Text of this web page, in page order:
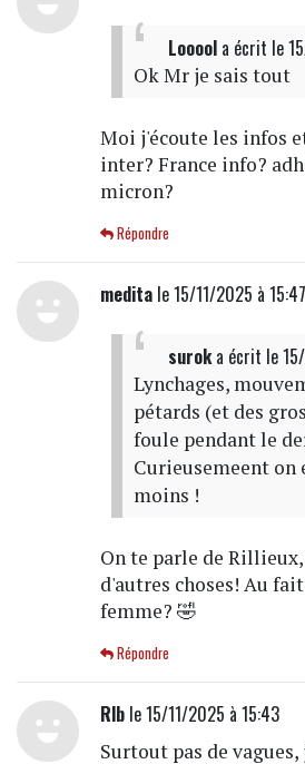
Loooola écrit le
Ok Mr je sais tout
Moi j'écoute les infos
inter? France info?
micron?
Répondre
meditale 15/11/2025 à 15:47
suroka écrit le
Lynchages,
pétards (et des
foule pendant le
Curieusemeent on
moins !
On te parle de
d'autres choses! Au
femme? 🤣
Répondre
Rlble 15/11/2025 à 15:43
Surtout pas de